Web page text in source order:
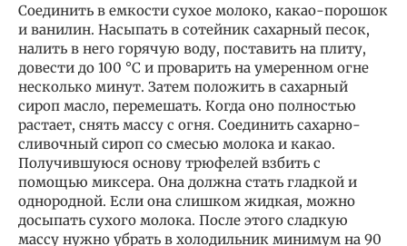
Соединить в емкости сухое молоко, какао-порошок
и ванилин. Насыпать в сотейник сахарный песок,
налить в него горячую воду, поставить на плиту,
довести до 100 °C и проварить на умеренном огне
несколько минут. Затем положить в сахарный
сироп масло, перемешать. Когда оно полностью
растает, снять массу с огня. Соединить сахарно-
сливочный сироп со смесью молока и какао.
Получившуюся основу трюфелей взбить с
помощью миксера. Она должна стать гладкой и
однородной. Если она слишком жидкая, можно
досыпать сухого молока. После этого сладкую
массу нужно убрать в холодильник минимум на 90